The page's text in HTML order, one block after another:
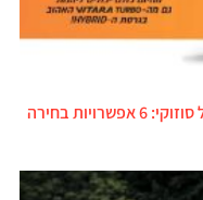
הוצג הסדר פשרה בפרשת ההיברידיות של סוזוקי: 6 אפשרויות בחירה